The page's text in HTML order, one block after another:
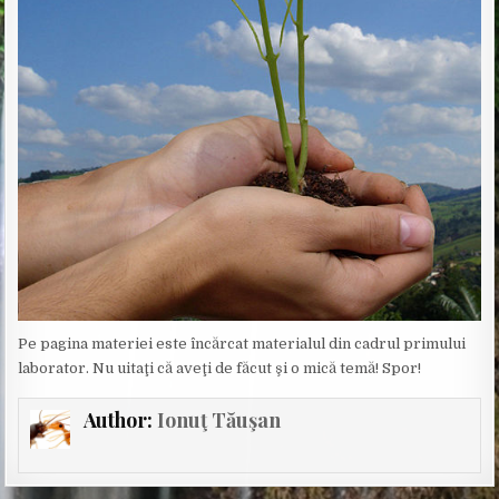
Pe pagina materiei este încărcat materialul din cadrul primului
laborator. Nu uitaţi că aveţi de făcut şi o mică temă! Spor!
Author: Ionuţ Tăuşan